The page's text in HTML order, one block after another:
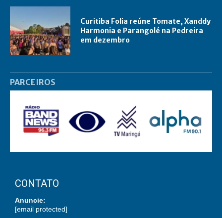
Curitiba Folia reúne Tomate, Xanddy
Harmonia e Parangolé na Pedreira
em dezembro
PARCEIROS
CONTATO
Anuncie:
[email protected]